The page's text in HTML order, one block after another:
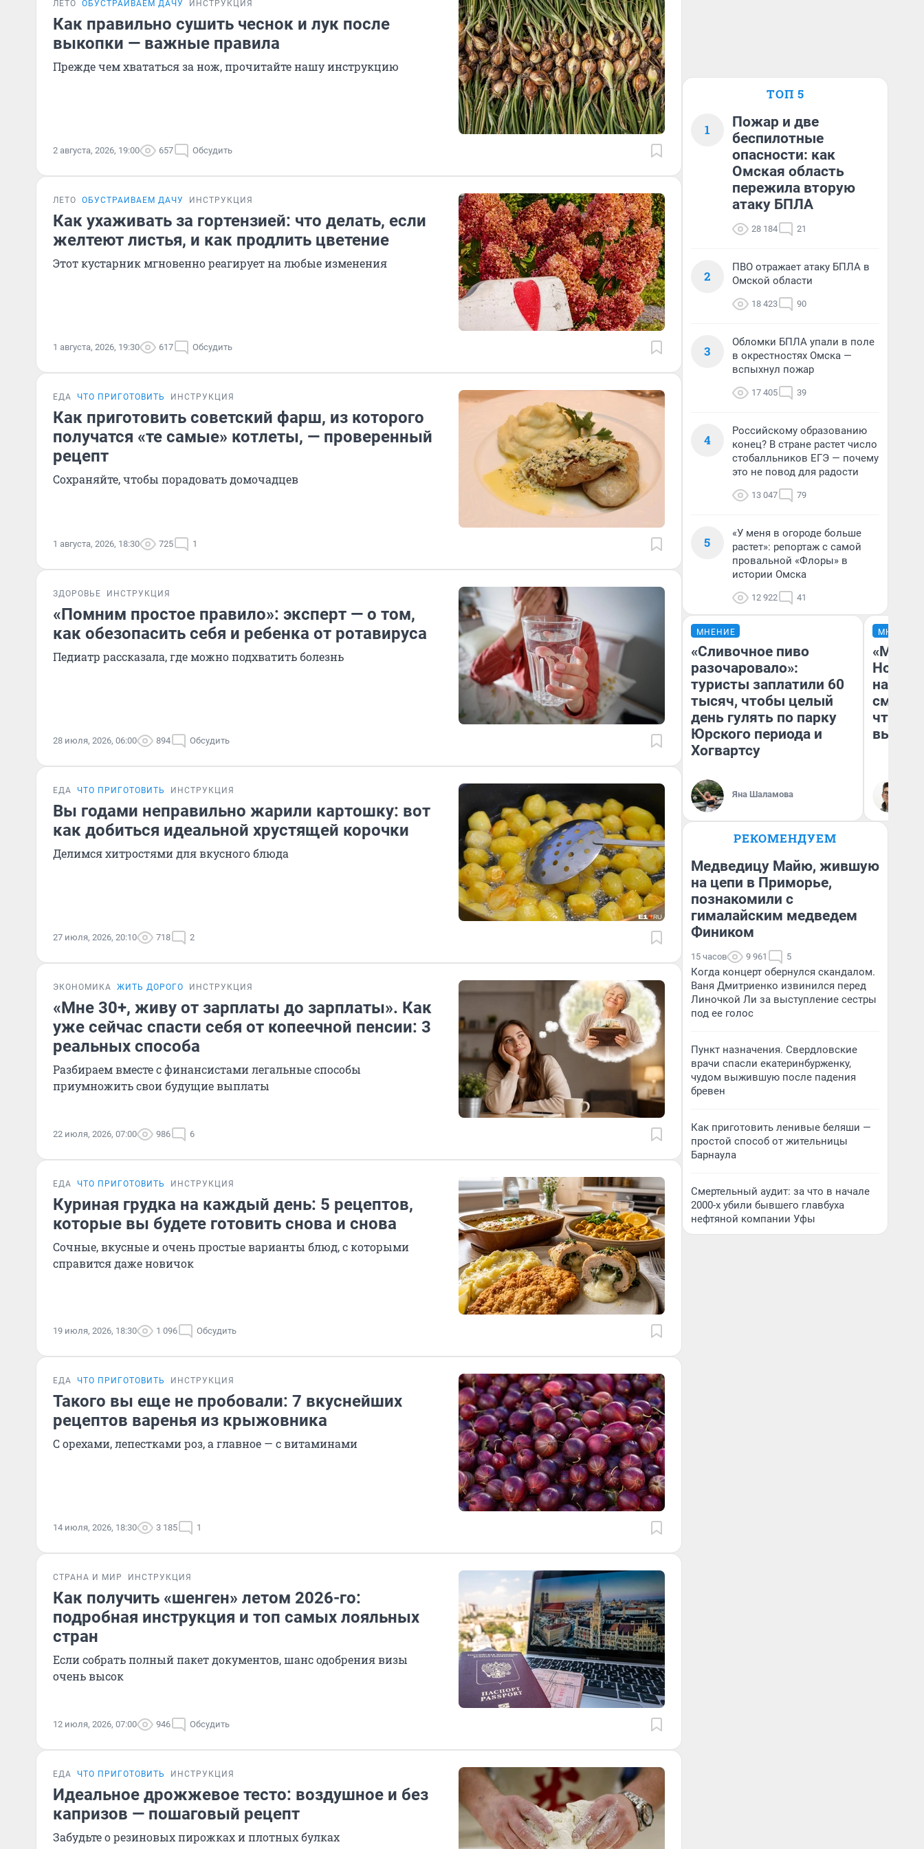
ЛЕТО ОБУСТРАИВАЕМ ДАЧУ ИНСТРУКЦИЯ
Как правильно сушить чеснок и лук после
выкопки — важные правила
Прежде чем хвататься за нож, прочитайте нашу инструкцию
2 августа, 2026, 19:00 657 Обсудить
ЛЕТО ОБУСТРАИВАЕМ ДАЧУ ИНСТРУКЦИЯ
Как ухаживать за гортензией: что делать, если
желтеют листья, и как продлить цветение
Этот кустарник мгновенно реагирует на любые изменения
1 августа, 2026, 19:30 617 Обсудить
ЕДА ЧТО ПРИГОТОВИТЬ ИНСТРУКЦИЯ
Как приготовить советский фарш, из которого
получатся «те самые» котлеты, — проверенный
рецепт
Сохраняйте, чтобы порадовать домочадцев
1 августа, 2026, 18:30 725 1
ЗДОРОВЬЕ ИНСТРУКЦИЯ
«Помним простое правило»: эксперт — о том,
как обезопасить себя и ребенка от ротавируса
Педиатр рассказала, где можно подхватить болезнь
28 июля, 2026, 06:00 894 Обсудить
ЕДА ЧТО ПРИГОТОВИТЬ ИНСТРУКЦИЯ
Вы годами неправильно жарили картошку: вот
как добиться идеальной хрустящей корочки
Делимся хитростями для вкусного блюда
27 июля, 2026, 20:10 718 2
ЭКОНОМИКА ЖИТЬ ДОРОГО ИНСТРУКЦИЯ
«Мне 30+, живу от зарплаты до зарплаты». Как
уже сейчас спасти себя от копеечной пенсии: 3
реальных способа
Разбираем вместе с финансистами легальные способы
приумножить свои будущие выплаты
22 июля, 2026, 07:00 986 6
ЕДА ЧТО ПРИГОТОВИТЬ ИНСТРУКЦИЯ
Куриная грудка на каждый день: 5 рецептов,
которые вы будете готовить снова и снова
Сочные, вкусные и очень простые варианты блюд, с которыми
справится даже новичок
19 июля, 2026, 18:30 1 096 Обсудить
ЕДА ЧТО ПРИГОТОВИТЬ ИНСТРУКЦИЯ
Такого вы еще не пробовали: 7 вкуснейших
рецептов варенья из крыжовника
С орехами, лепестками роз, а главное — с витаминами
14 июля, 2026, 18:30 3 185 1
СТРАНА И МИР ИНСТРУКЦИЯ
Как получить «шенген» летом 2026-го:
подробная инструкция и топ самых лояльных
стран
Если собрать полный пакет документов, шанс одобрения визы
очень высок
12 июля, 2026, 07:00 946 Обсудить
ЕДА ЧТО ПРИГОТОВИТЬ ИНСТРУКЦИЯ
Идеальное дрожжевое тесто: воздушное и без
капризов — пошаговый рецепт
Забудьте о резиновых пирожках и плотных булках
ТОП 5
1
Пожар и две
беспилотные
опасности: как
Омская область
пережила вторую
атаку БПЛА
28 184 21
2
ПВО отражает атаку БПЛА в
Омской области
18 423 90
3
Обломки БПЛА упали в поле
в окрестностях Омска —
вспыхнул пожар
17 405 39
4
Российскому образованию
конец? В стране растет число
стобалльников ЕГЭ — почему
это не повод для радости
13 047 79
5
«У меня в огороде больше
растет»: репортаж с самой
провальной «Флоры» в
истории Омска
12 922 41
МНЕНИЕ
«Сливочное пиво
разочаровало»:
туристы заплатили 60
тысяч, чтобы целый
день гулять по парку
Юрского периода и
Хогвартсу
Яна Шаламова
МНЕНИЕ
«Мы
чтобы
РЕКОМЕНДУЕМ
Медведицу Майю, жившую
на цепи в Приморье,
познакомили с
гималайским медведем
Фиником
15 часов 9 961 5
Когда концерт обернулся скандалом.
Ваня Дмитриенко извинился перед
Линочкой Ли за выступление сестры
под ее голос
Пункт назначения. Свердловские
врачи спасли екатеринбурженку,
чудом выжившую после падения
бревен
Как приготовить ленивые беляши —
простой способ от жительницы
Барнаула
Смертельный аудит: за что в начале
2000-х убили бывшего главбуха
нефтяной компании Уфы